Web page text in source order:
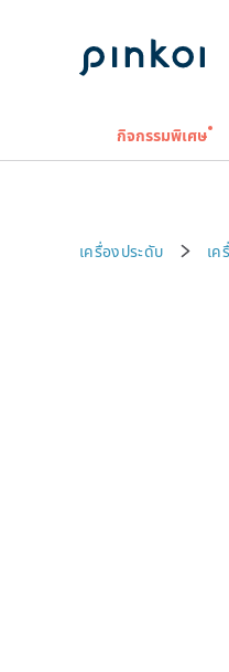
กิจกรรมพิเศษ
เครื่องประดับ เค